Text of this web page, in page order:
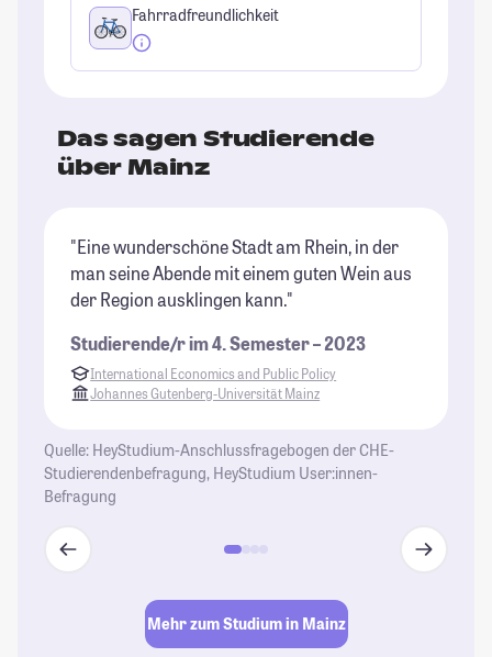
Fahrradfreundlichkeit
Das sagen Studierende
über Mainz
"Eine wunderschöne Stadt am Rhein, in der
man seine Abende mit einem guten Wein aus
der Region ausklingen kann."
Studierende/r im 4. Semester – 2023
International Economics and Public Policy
Johannes Gutenberg-Universität Mainz
Quelle: HeyStudium-Anschlussfragebogen der CHE-
Studierendenbefragung, HeyStudium User:innen-
Befragung
Mehr zum Studium in Mainz